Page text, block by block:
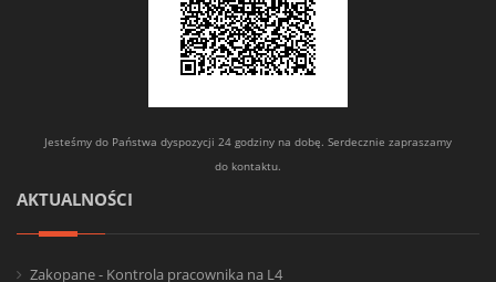
Jesteśmy do Państwa dyspozycji 24 godziny na dobę. Serdecznie zapraszamy
do kontaktu.
AKTUALNOŚCI
Zakopane - Kontrola pracownika na L4